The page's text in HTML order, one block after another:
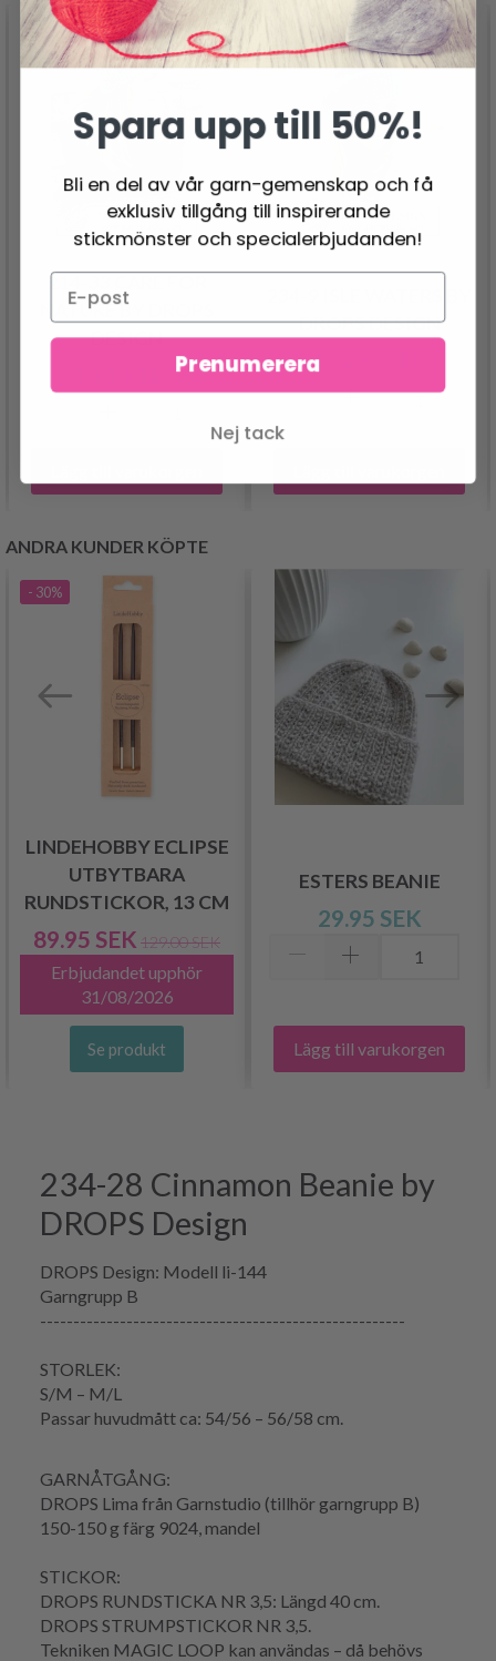
214-33 CARE FOR
NATURE BY DROPS
DESIGN
95.95 SEK
DROPS DESIGN
124.00 SEK
ANDRA KUNDER KÖPTE
- 30%
LINDEHOBBY ECLIPSE
UTBYTBARA
RUNDSTICKOR, 13 CM
89.95 SEK 129.00 SEK
Erbjudandet upphör
31/08/2026
Se produkt
ESTERS BEANIE
29.95 SEK
Lägg till varukorgen
234-28 Cinnamon Beanie by
DROPS Design
DROPS Design: Modell li-144
Garngrupp B
-------------------------------------------------------
STORLEK:
S/M – M/L
Passar huvudmått ca: 54/56 – 56/58 cm.
GARNÅTGÅNG:
DROPS Lima från Garnstudio (tillhör garngrupp B)
150-150 g färg 9024, mandel
STICKOR:
DROPS RUNDSTICKA NR 3,5: Längd 40 cm.
DROPS STRUMPSTICKOR NR 3,5.
Tekniken MAGIC LOOP kan användas – då behövs
Spara upp till 50%!
Bli en del av vår garn-gemenskap och få
exklusiv tillgång till inspirerande
stickmönster och specialerbjudanden!
Prenumerera
Nej tack